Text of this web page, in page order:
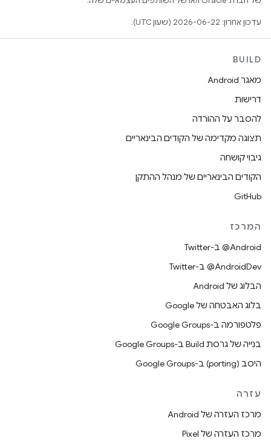
עדכון אחרון: 2026-06-22 (שעון UTC).
BUILD
מאגר Android
דרישות
להסבר על ההורדה
תצוגה מקדימה של הקודים הבינאריים
גיבוי קושחה
הקודים הבינאריים של מנהל ההתקן
GitHub
המרכז
‎@Android ב-Twitter
‎@AndroidDev ב-Twitter
הבלוג של Android
בלוג האבטחה של Google
פלטפורמה ב-Google Groups
בנייה של גרסת Build ב-Google Groups
היסב (porting) ב-Google Groups
עזרה
מרכז העזרה של Android
מרכז העזרה של Pixel